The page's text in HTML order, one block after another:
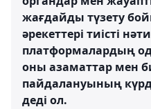
жағдайды түзету
әрекеттері тиісті
платформалардың
оны азаматтар мен
пайдалануының
деді ол.